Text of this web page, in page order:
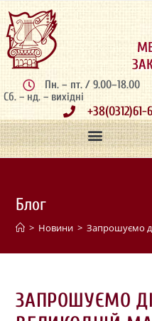
Пн. – пт. / 9.00–18.00
Сб. – нд. – вихідні
Блог
> Новини > Запрошуємо
ЗАПРОШУЄМО